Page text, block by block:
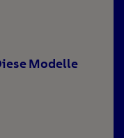
Modelle